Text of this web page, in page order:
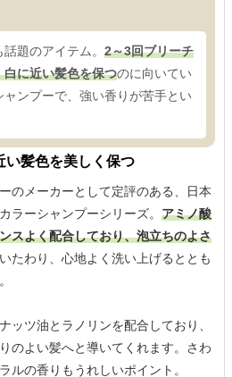
題のアイテム。 2～3回ブリーチ
に近い髪色を保つのに向いてい
ャンプーで、強い香りが苦手とい
い髪色を美しく保つ
のメーカーとして定評のある、日本
ラーシャンプーシリーズ。 アミノ酸
スよく配合しており、泡立ちのよさ
たわり、心地よく洗い上げるととも
ッツ油とラノリンを配合しており、
のよい髪へと導いてくれます。さわ
ルの香りもうれしいポイント。